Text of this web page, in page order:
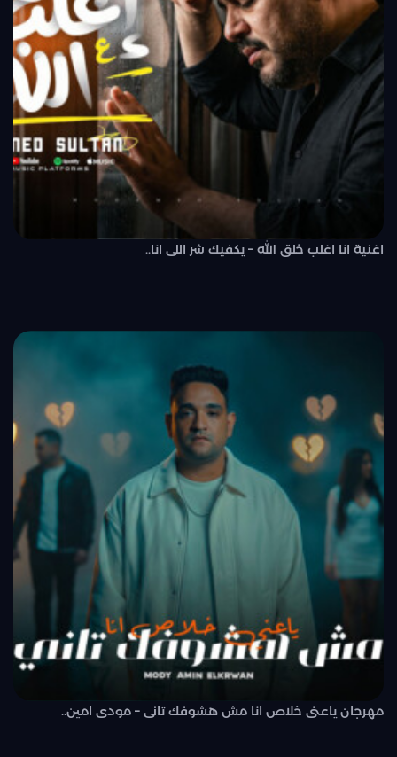
اغنية انا اغلب خلق الله – يكفيك شر اللى انا..
مهرجان ياعنى خلاص انا مش هشوفك تانى – مودى امين..